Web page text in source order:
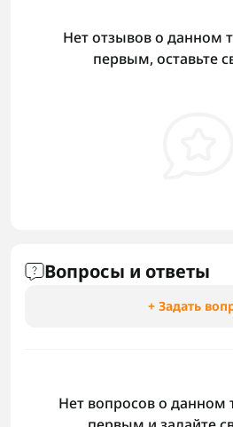
Нет отзывов о данном
первым, оставьте
Вопросы и ответы
+ Задать
Нет вопросов о данном